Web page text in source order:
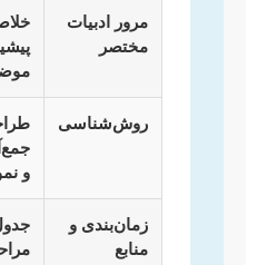
مرور ادبیات
مختصر
روش‌شناسی
و
زمان‌بندی و
منابع